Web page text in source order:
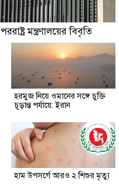
মন্ত্রণালয়ের বিবৃতি
হরমুজ নিয়ে ওমানের সঙ্গে চুক্তি
চূড়ান্ত পর্যায়ে: ইরান
হাম উপসর্গে আরও ২ শিশুর মৃত্যু